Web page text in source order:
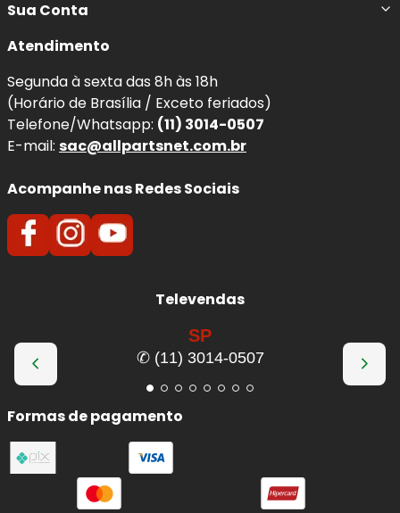
Sua Conta
Atendimento
Segunda à sexta das 8h às 18h
(Horário de Brasília / Exceto feriados)
Telefone/Whatsapp: (11) 3014-0507
E-mail: sac@allpartsnet.com.br
Acompanhe nas Redes Sociais
Televendas
SP
✆ (11) 3014-0507
Formas de pagamento